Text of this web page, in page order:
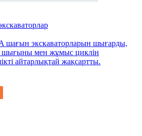
шағын экскаваторларын шығарды,
шығыны мен жұмыс циклін
айтарлықтай жақсартты.